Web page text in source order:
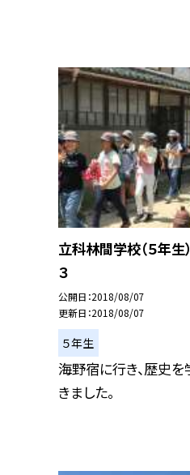
立科林間学校（５年
３
公開日 2018/08/07
更新日 2018/08/07
５年生
海野宿に行き、歴史
きました。